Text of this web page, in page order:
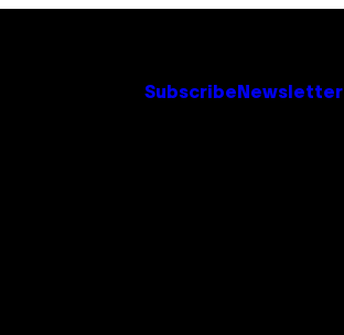
Subscribe Newsletter